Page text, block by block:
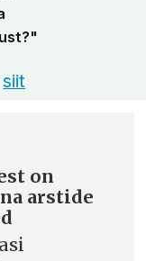
siit
on
arstide